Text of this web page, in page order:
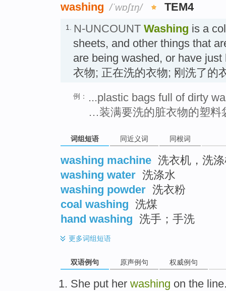
washing /ˈwɒʃɪŋ/ TEM4
1. N-UNCOUNT Washing is a
sheets, and other things that
are being washed, or have
衣物; 正在洗的衣物; 刚洗了的
例：
...plastic bags full of dirty
…装满要洗的脏衣物的塑料
词组短语 同近义词 同根词
washing machine 洗衣机，洗
washing water 洗涤水
washing powder 洗衣粉
coal washing 洗煤
hand washing 洗手；手洗
更多词组短语
双语例句 原声例句 权威例句
She put her washing on the line